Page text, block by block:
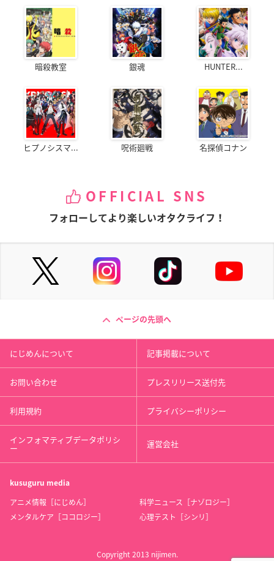
暗殺教室 銀魂 HUNTER...
ヒプノシスマ... 呪術廻戦 名探偵コナン
OFFICIAL SNS
フォローしてより楽しいオタクライフ！
ページの先頭へ
にじめんについて 記事掲載について
お問い合わせ プレスリリース送付先
利用規約 プライバシーポリシー
インフォマティブデータポリシ
ー 運営会社
kusuguru media
アニメ情報［にじめん］
科学ニュース［ナゾロジー］
メンタルケア［ココロジー］
心理テスト［シンリ］
Copyright 2013 nijimen.